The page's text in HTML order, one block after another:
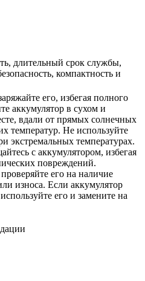
длительный срок службы,
компактность и
его, избегая полного
аккумулятор в сухом и
вдали от прямых солнечных
температур. Не используйте
экстремальных температурах.
с аккумулятором, избегая
повреждений.
его на наличие
износа. Если аккумулятор
его и замените на